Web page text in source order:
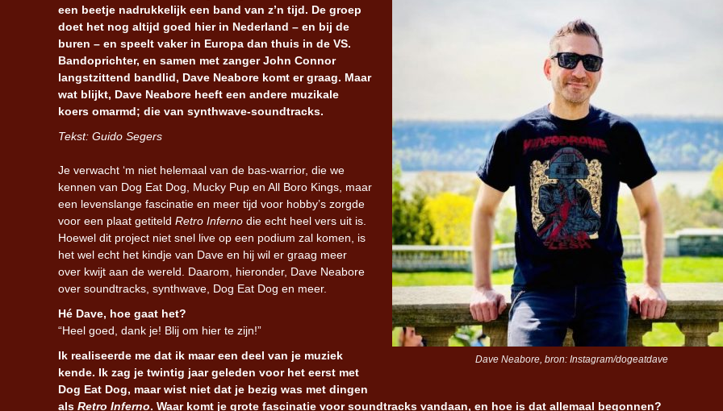
Dave Neabore, bron: Instagram/dogeatdave
een beetje nadrukkelijk een band van z’n tijd. De groep
doet het nog altijd goed hier in Nederland – en bij de
buren – en speelt vaker in Europa dan thuis in de VS.
Bandoprichter, en samen met zanger John Connor
langstzittend bandlid, Dave Neabore komt er graag. Maar
wat blijkt, Dave Neabore heeft een andere muzikale
koers omarmd; die van synthwave-soundtracks.
Tekst: Guido Segers
Je verwacht ‘m niet helemaal van de bas-warrior, die we
kennen van Dog Eat Dog, Mucky Pup en All Boro Kings, maar
een levenslange fascinatie en meer tijd voor hobby’s zorgde
voor een plaat getiteld Retro Inferno die echt heel vers uit is.
Hoewel dit project niet snel live op een podium zal komen, is
het wel echt het kindje van Dave en hij wil er graag meer
over kwijt aan de wereld. Daarom, hieronder, Dave Neabore
over soundtracks, synthwave, Dog Eat Dog en meer.
Hé Dave, hoe gaat het?
“Heel goed, dank je! Blij om hier te zijn!”
Ik realiseerde me dat ik maar een deel van je muziek
kende. Ik zag je twintig jaar geleden voor het eerst met
Dog Eat Dog, maar wist niet dat je bezig was met dingen
als Retro Inferno. Waar komt je grote fascinatie voor soundtracks vandaan, en hoe is dat allemaal begonnen?